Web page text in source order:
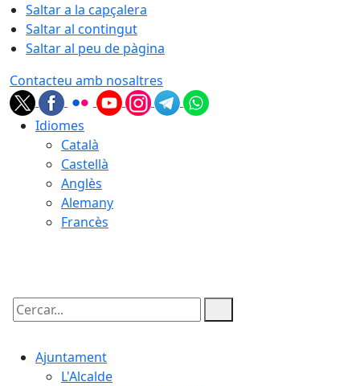
Saltar a la capçalera
Saltar al contingut
Saltar al peu de pàgina
Contacteu amb nosaltres
Idiomes
Català
Castellà
Anglès
Alemany
Francès
Cercar:
Ajuntament
L'Alcalde